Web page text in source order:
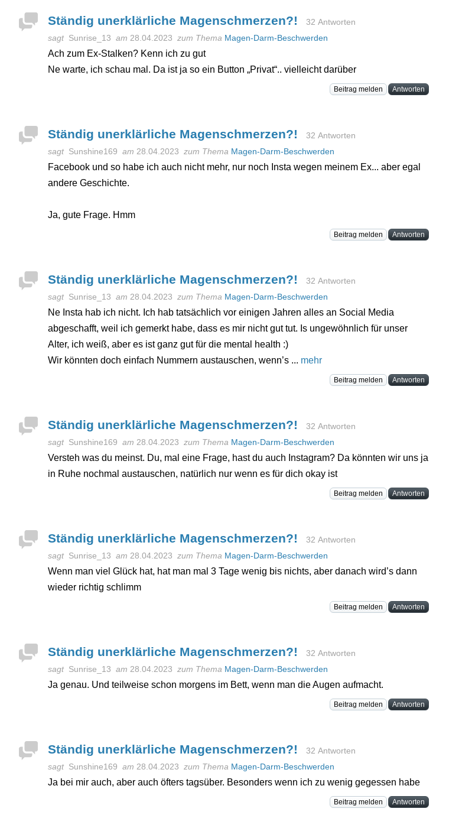
Ständig unerklärliche Magenschmerzen?!
32 Antworten
sagt Sunrise_13 am 28.04.2023 zum Thema Magen-Darm-Beschwerden
Ach zum Ex-Stalken? Kenn ich zu gut
Ne warte, ich schau mal. Da ist ja so ein Button „Privat“.. vielleicht darüber
Beitrag melden Antworten
Ständig unerklärliche Magenschmerzen?!
32 Antworten
sagt Sunshine169 am 28.04.2023 zum Thema Magen-Darm-Beschwerden
Facebook und so habe ich auch nicht mehr, nur noch Insta wegen meinem Ex... aber egal
andere Geschichte.
Ja, gute Frage. Hmm
Beitrag melden Antworten
Ständig unerklärliche Magenschmerzen?!
32 Antworten
sagt Sunrise_13 am 28.04.2023 zum Thema Magen-Darm-Beschwerden
Ne Insta hab ich nicht. Ich hab tatsächlich vor einigen Jahren alles an Social Media
abgeschafft, weil ich gemerkt habe, dass es mir nicht gut tut. Is ungewöhnlich für unser
Alter, ich weiß, aber es ist ganz gut für die mental health :)
Wir könnten doch einfach Nummern austauschen, wenn’s ... mehr
Beitrag melden Antworten
Ständig unerklärliche Magenschmerzen?!
32 Antworten
sagt Sunshine169 am 28.04.2023 zum Thema Magen-Darm-Beschwerden
Versteh was du meinst. Du, mal eine Frage, hast du auch Instagram? Da könnten wir uns ja
in Ruhe nochmal austauschen, natürlich nur wenn es für dich okay ist
Beitrag melden Antworten
Ständig unerklärliche Magenschmerzen?!
32 Antworten
sagt Sunrise_13 am 28.04.2023 zum Thema Magen-Darm-Beschwerden
Wenn man viel Glück hat, hat man mal 3 Tage wenig bis nichts, aber danach wird’s dann
wieder richtig schlimm
Beitrag melden Antworten
Ständig unerklärliche Magenschmerzen?!
32 Antworten
sagt Sunrise_13 am 28.04.2023 zum Thema Magen-Darm-Beschwerden
Ja genau. Und teilweise schon morgens im Bett, wenn man die Augen aufmacht.
Beitrag melden Antworten
Ständig unerklärliche Magenschmerzen?!
32 Antworten
sagt Sunshine169 am 28.04.2023 zum Thema Magen-Darm-Beschwerden
Ja bei mir auch, aber auch öfters tagsüber. Besonders wenn ich zu wenig gegessen habe
Beitrag melden Antworten